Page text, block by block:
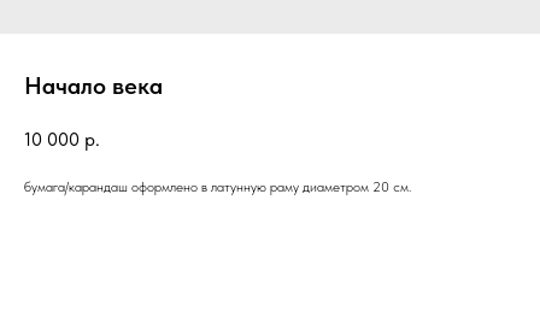
Начало века
10 000 р.
бумага/карандаш оформлено в латунную раму диаметром 20 см.